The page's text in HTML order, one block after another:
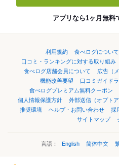
アプリなら1ヶ月無料
利用規約 食べログについて
口コミ・ランキングに対する取り組み
食べログ店舗会員について
広告（
機能改善要望
口コミガイド
食べログプレミアム無料クーポン
個人情報保護方針
外部送信（オプトア
推奨環境
ヘルプ・お問い合わせ 採
サイトマップ
言語： English 简体中文